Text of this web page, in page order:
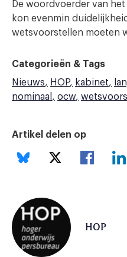
De woordvoerder van
kon evenmin
wetsvoorstellen moeten
Categorieën & Tags
Nieuws
HOP kabinet
nominaal
ocw
Artikel delen op
HOP